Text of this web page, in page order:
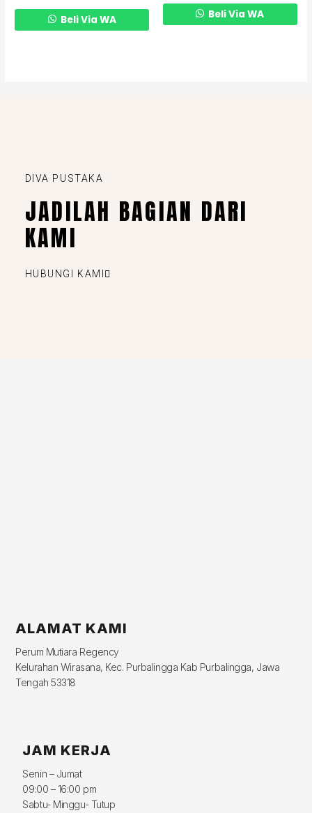
Beli Via WA Beli Via WA
DIVA PUSTAKA
JADILAH BAGIAN DARI
KAMI
HUBUNGI KAMI
ALAMAT KAMI
Perum Mutiara Regency
Kelurahan Wirasana, Kec. Purbalingga Kab Purbalingga, Jawa
Tengah 53318
JAM KERJA
Senin – Jumat
09:00 – 16:00 pm
Sabtu- Minggu- Tutup